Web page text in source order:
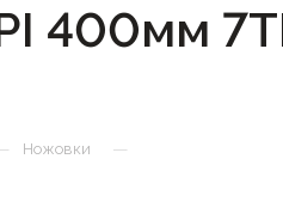
400мм
Ножовки —